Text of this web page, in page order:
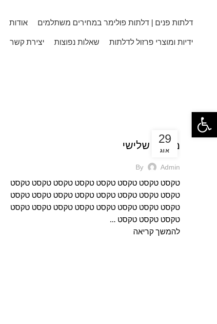
פתח סרגל נגישות
דלתות פנים | דלתות פולימר במחירים משתלמים אודות
ידיות ומוצרי פרזול לדלתות שאלות נפוצות יצירת קשר
29
אוג
מאמר שלישי
By Admin
טקסט טקסט טקסט טקסט טקסט טקסט טקסט טקסט
טקסט טקסט טקסט טקסט טקסט טקסט טקסט טקסט
טקסט טקסט טקסט טקסט טקסט טקסט טקסט טקסט
טקסט טקסט טקסט ...
להמשך קריאה